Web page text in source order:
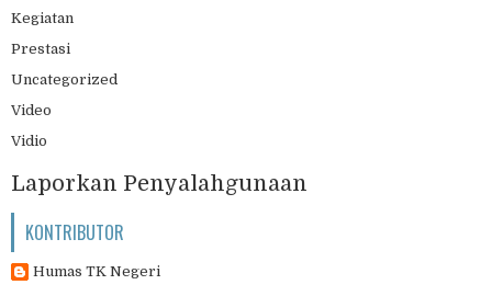
Kegiatan
Prestasi
Uncategorized
Video
Vidio
Laporkan Penyalahgunaan
KONTRIBUTOR
Humas TK Negeri